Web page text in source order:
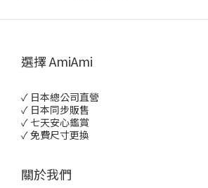
選擇 AmiAmi
✓ 日本總公司直營
✓ 日本同步販售
✓ 七天安心鑑賞
✓ 免費尺寸更換
關於我們